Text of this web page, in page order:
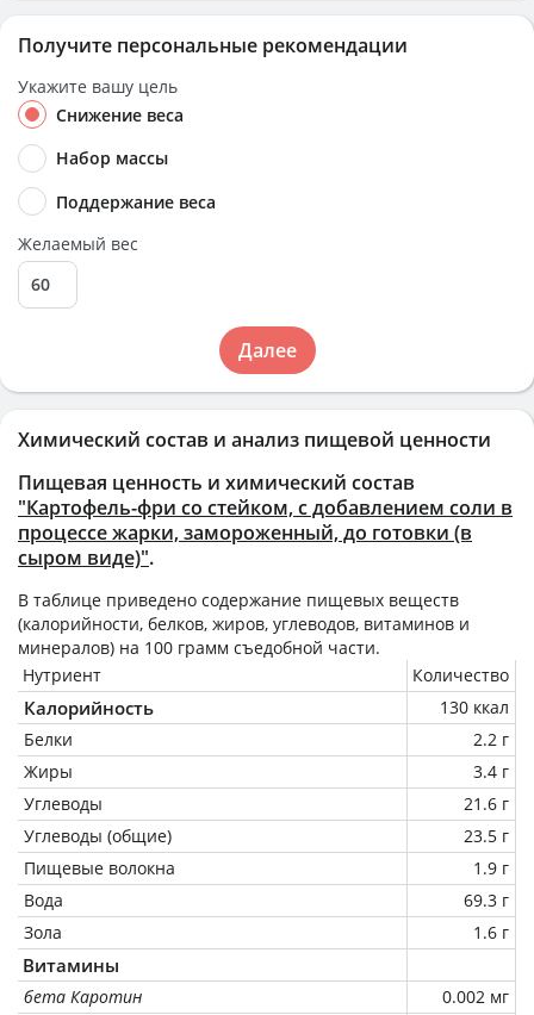
Химический состав и анализ пищевой ценности
Пищевая ценность и химический состав
"Картофель-фри со стейком, с добавлением соли в
процессе жарки, замороженный, до готовки (в
сыром виде)".
В таблице приведено содержание пищевых веществ
(калорийности, белков, жиров, углеводов, витаминов и
минералов) на 100 грамм съедобной части.
Нутриент
Количество
Калорийность
130 ккал
Белки
2.2 г
Жиры
3.4 г
Углеводы
21.6 г
Углеводы (общие)
23.5 г
Пищевые волокна
1.9 г
Вода
69.3 г
Зола
1.6 г
Витамины
бета Каротин
0.002 мг
Получите персональные рекомендации
Укажите вашу цель
Снижение веса
Набор массы
Поддержание веса
Желаемый вес
Далее